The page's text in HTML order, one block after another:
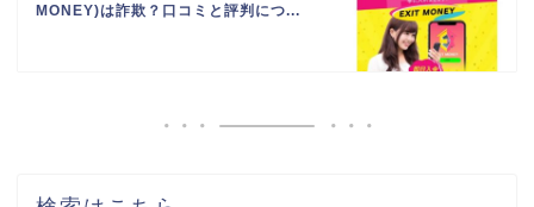
MONEY)は詐欺？口コミと評判につ...
ホーム
超オススメ案件